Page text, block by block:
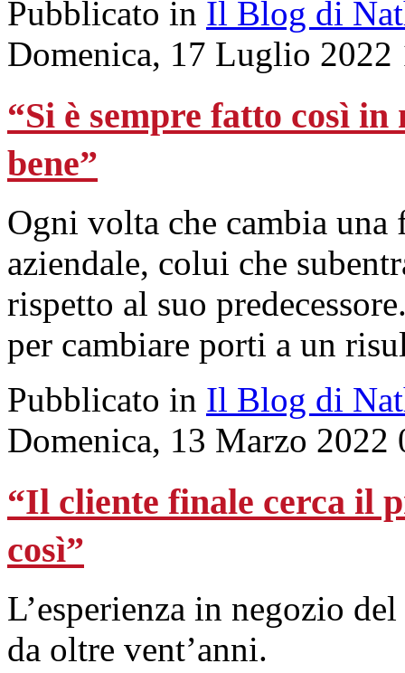
Pubblicato in Il Blog di
Domenica, 17 Luglio 2022
“Si è sempre fatto così in
bene”
Ogni volta che cambia una
aziendale, colui che
rispetto al suo
per cambiare porti a un
Pubblicato in Il Blog di
Domenica, 13 Marzo 2022
“Il cliente finale cerca il
così”
L’esperienza in negozio
da oltre vent’anni.